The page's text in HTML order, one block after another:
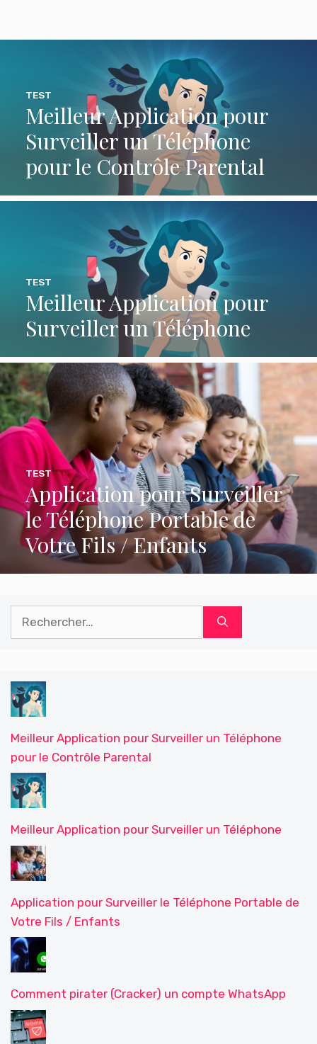
Meilleur Application pour
Surveiller un Téléphone
pour le Contrôle Parental
TEST
Meilleur Application pour
Surveiller un Téléphone
TEST
Application pour Surveiller
le Téléphone Portable de
Votre Fils / Enfants
TEST
Meilleur Application pour Surveiller un Téléphone
pour le Contrôle Parental
Meilleur Application pour Surveiller un Téléphone
Application pour Surveiller le Téléphone Portable de
Votre Fils / Enfants
Comment pirater (Cracker) un compte WhatsApp